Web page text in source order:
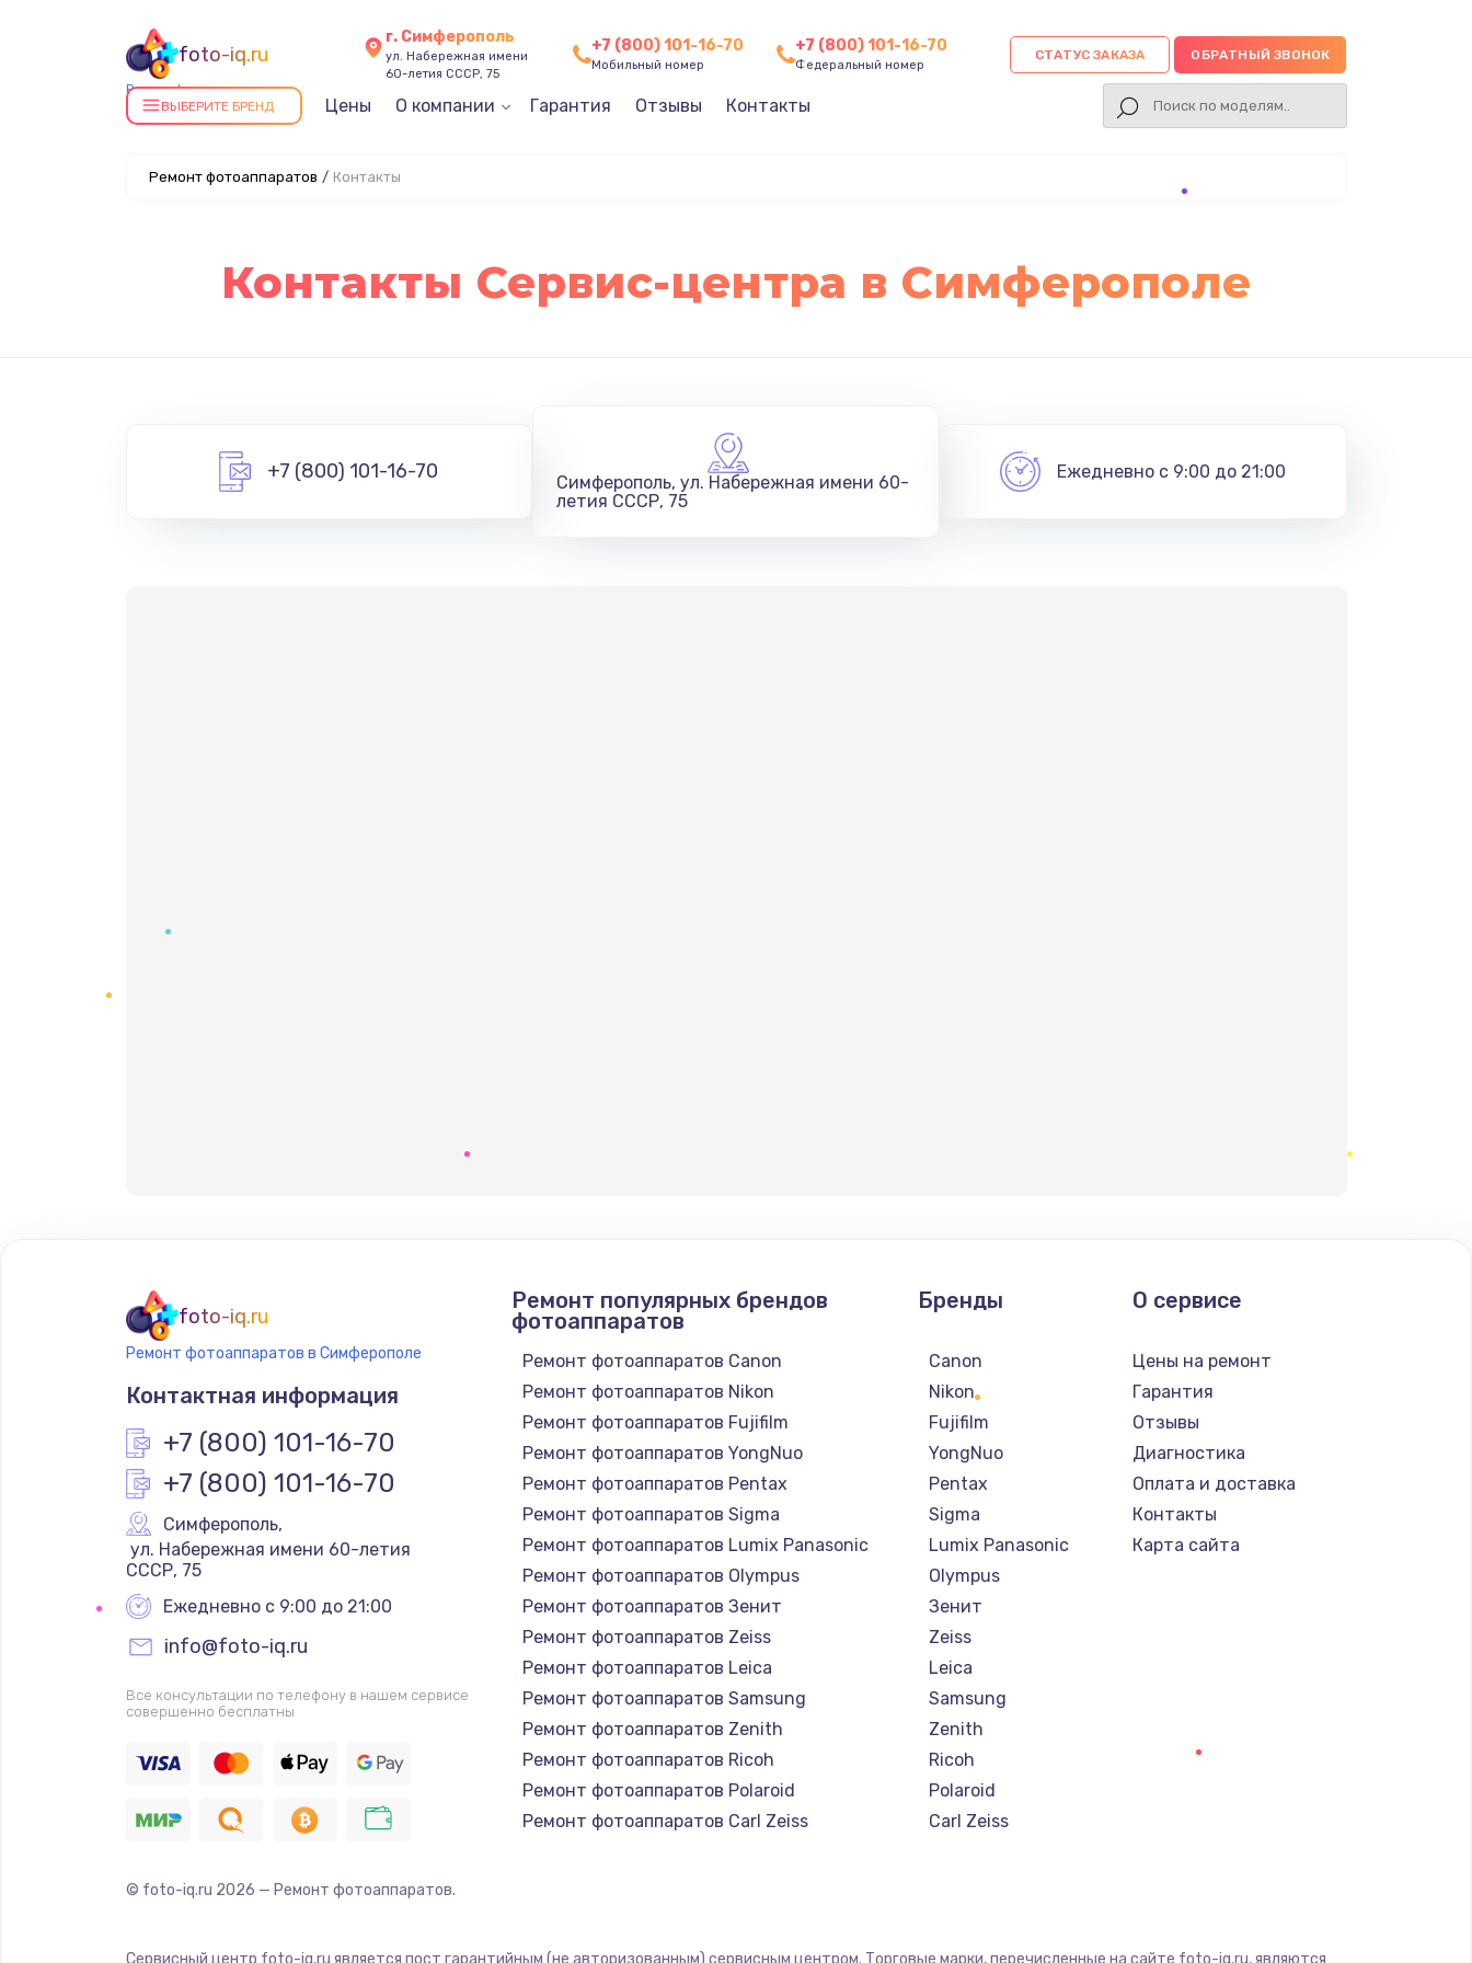
foto-iq.ru
Ремонт фотоаппаратов в
Симферополе
г. Симферополь
ул. Набережная имени
60-летия СССР, 75
+7 (800) 101-16-70
Мобильный номер
+7 (800) 101-16-70
Федеральный номер
СТАТУС ЗАКАЗА ОБРАТНЫЙ ЗВОНОК
ВЫБЕРИТЕ БРЕНД Цены О компании Гарантия Отзывы Контакты
Ремонт фотоаппаратов / Контакты
Контакты Сервис-центра в Симферополе
+7 (800) 101-16-70 Симферополь,ул. Набережная имени 60-
летия СССР, 75
Ежедневно с 9:00 до 21:00
foto-iq.ru
Ремонт фотоаппаратов в Симферополе
Контактная информация
+7 (800) 101-16-70
+7 (800) 101-16-70
Симферополь,
СССР, 75
Ежедневно с 9:00 до 21:00
info@foto-iq.ru
Все консультации по телефону в нашем сервисе
совершенно бесплатны
Ремонт популярных брендов
фотоаппаратов
Ремонт фотоаппаратов Canon
Ремонт фотоаппаратов Nikon
Ремонт фотоаппаратов Fujifilm
Ремонт фотоаппаратов YongNuo
Ремонт фотоаппаратов Pentax
Ремонт фотоаппаратов Sigma
Ремонт фотоаппаратов Lumix Panasonic
Ремонт фотоаппаратов Olympus
Ремонт фотоаппаратов Зенит
Ремонт фотоаппаратов Zeiss
Ремонт фотоаппаратов Leica
Ремонт фотоаппаратов Samsung
Ремонт фотоаппаратов Zenith
Ремонт фотоаппаратов Ricoh
Ремонт фотоаппаратов Polaroid
Ремонт фотоаппаратов Carl Zeiss
Бренды
Canon
Nikon
Fujifilm
YongNuo
Pentax
Sigma
Lumix Panasonic
Olympus
Зенит
Zeiss
Leica
Samsung
Zenith
Ricoh
Polaroid
Carl Zeiss
О сервисе
Цены на ремонт
Гарантия
Отзывы
Диагностика
Оплата и доставка
Контакты
Карта сайта
© foto-iq.ru 2026 — Ремонт фотоаппаратов.
Сервисный центр foto-iq.ru является пост гарантийным (не авторизованным) сервисным центром. Торговые марки, перечисленные на сайте foto-iq.ru, являются